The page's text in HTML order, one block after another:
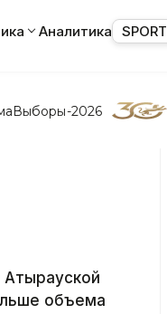
Аналитика SPORT
Выборы-2026
объема